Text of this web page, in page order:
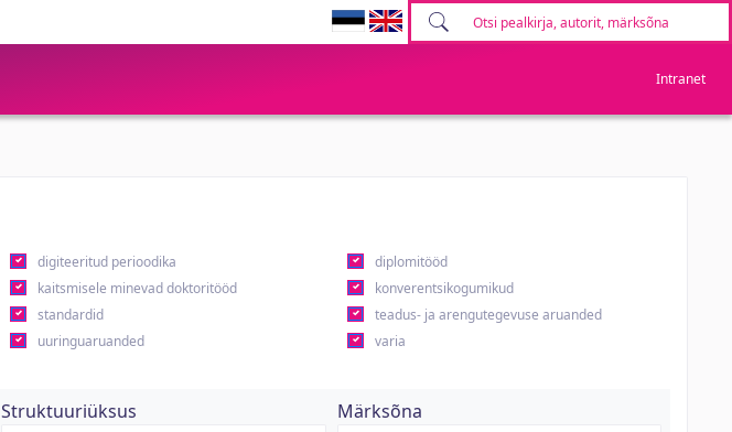
Intranet
digiteeritud perioodika
diplomitööd
kaitsmisele minevad doktoritööd
konverentsikogumikud
standardid
teadus- ja arengutegevuse aruanded
uuringuaruanded
varia
Struktuuriüksus Märksõna